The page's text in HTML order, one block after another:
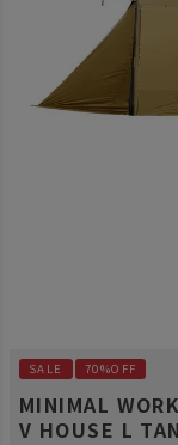
SALE 70%OFF
MINIMAL
V HOUSE L